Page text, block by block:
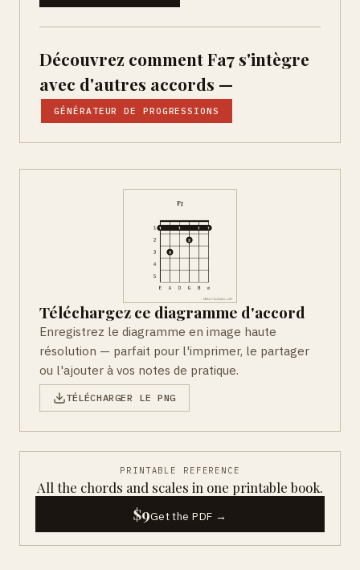
Découvrez comment Fa7 s'intègre
avec d'autres accords —
GÉNÉRATEUR DE PROGRESSIONS
Téléchargez ce diagramme d'accord
Enregistrez le diagramme en image haute
résolution — parfait pour l'imprimer, le partager
ou l'ajouter à vos notes de pratique.
TÉLÉCHARGER LE PNG
PRINTABLE REFERENCE
All the chords and scales in one printable book.
$9Get the PDF →